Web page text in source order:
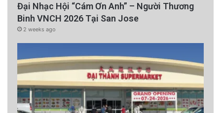
Đại Nhạc Hội “Cám Ơn Anh” – Người Thương
Binh VNCH 2026 Tại San Jose
2 weeks ago